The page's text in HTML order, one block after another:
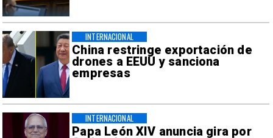
China restringe exportación de
drones a EEUU y sanciona
empresas
INTERNACIONAL
Papa León XIV anuncia gira por
INTERNACIONAL